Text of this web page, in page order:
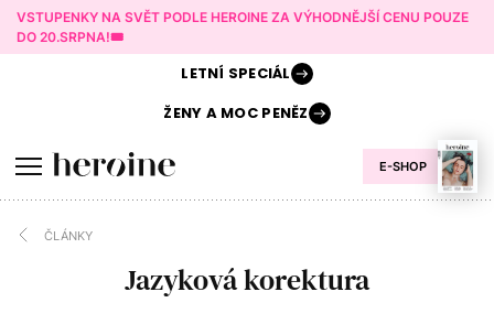
VSTUPENKY NA SVĚT PODLE HEROINE ZA VÝHODNĚJŠÍ CENU POUZE
DO 20.SRPNA!🎟️
E-SHOP
LETNÍ SPECIÁL
ŽENY AMOC PENĚZ
ČLÁNKY
Jazyková korektura